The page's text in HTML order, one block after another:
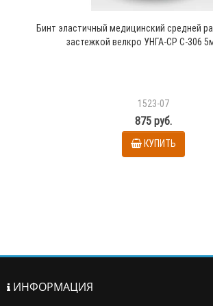
Бинт эластичный медицинский средней
застежкой велкро УНГА-СР С-306
1523-07
875 руб.
КУПИТЬ
ИНФОРМАЦИЯ